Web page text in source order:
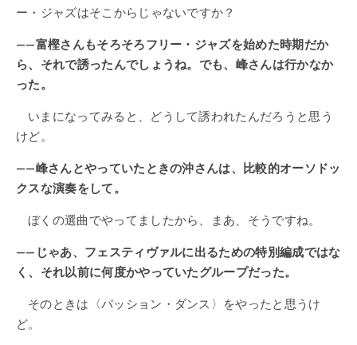
ー・ジャズはそこからじゃないですか？
——富樫さんもそろそろフリー・ジャズを始めた時期だか
ら、それで誘ったんでしょうね。でも、峰さんは行かなか
った。
いまになってみると、どうして誘われたんだろうと思う
けど。
——峰さんとやっていたときの沖さんは、比較的オーソドッ
クスな演奏をして。
ぼくの選曲でやってましたから、まあ、そうですね。
——じゃあ、フェスティヴァルに出るための特別編成ではな
く、それ以前に何度かやっていたグループだった。
そのときは〈パッション・ダンス〉をやったと思うけ
ど。